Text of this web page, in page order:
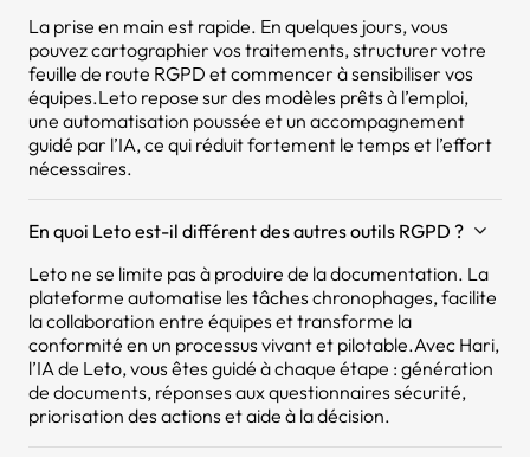
La prise en main est rapide. En quelques jours, vous
pouvez cartographier vos traitements, structurer votre
feuille de route RGPD et commencer à sensibiliser vos
équipes.Leto repose sur des modèles prêts à l’emploi,
une automatisation poussée et un accompagnement
guidé par l’IA, ce qui réduit fortement le temps et l’effort
nécessaires.
En quoi Leto est-il différent des autres outils RGPD ?
Leto ne se limite pas à produire de la documentation. La
plateforme automatise les tâches chronophages, facilite
la collaboration entre équipes et transforme la
conformité en un processus vivant et pilotable.Avec Hari,
l’IA de Leto, vous êtes guidé à chaque étape : génération
de documents, réponses aux questionnaires sécurité,
priorisation des actions et aide à la décision.